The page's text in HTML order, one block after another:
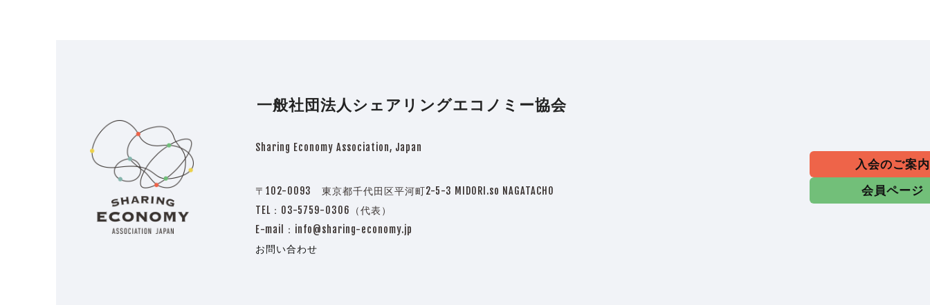
一般社団法人シェアリングエコノミー協会
Sharing Economy Association, Japan
〒102-0093 東京都千代田区平河町2-5-3 MIDORI.so NAGATACHO
TEL：03-5759-0306（代表）
E-mail：info@sharing-economy.jp
お問い合わせ
入会のご案内
会員ページ